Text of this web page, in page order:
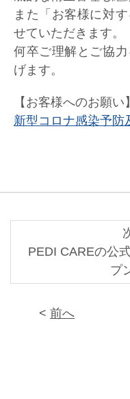
また「お客様に対
せていただきます。
何卒ご理解とご協
げます。
【お客様へのお願い】
新型コロナ感染予防
PEDI CAREの公
プ
< 前へ